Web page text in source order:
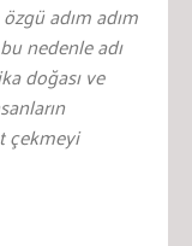
adım adım
nedenle adı
doğası ve
çekmeyi